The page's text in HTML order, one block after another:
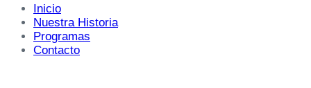
Inicio
Nuestra Historia
Programas
Contacto